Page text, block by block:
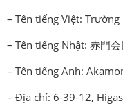
– Tên tiếng Việt:
– Tên tiếng Nhật: 赤門
– Tên tiếng Anh:
– Địa chỉ: 6-39-12,